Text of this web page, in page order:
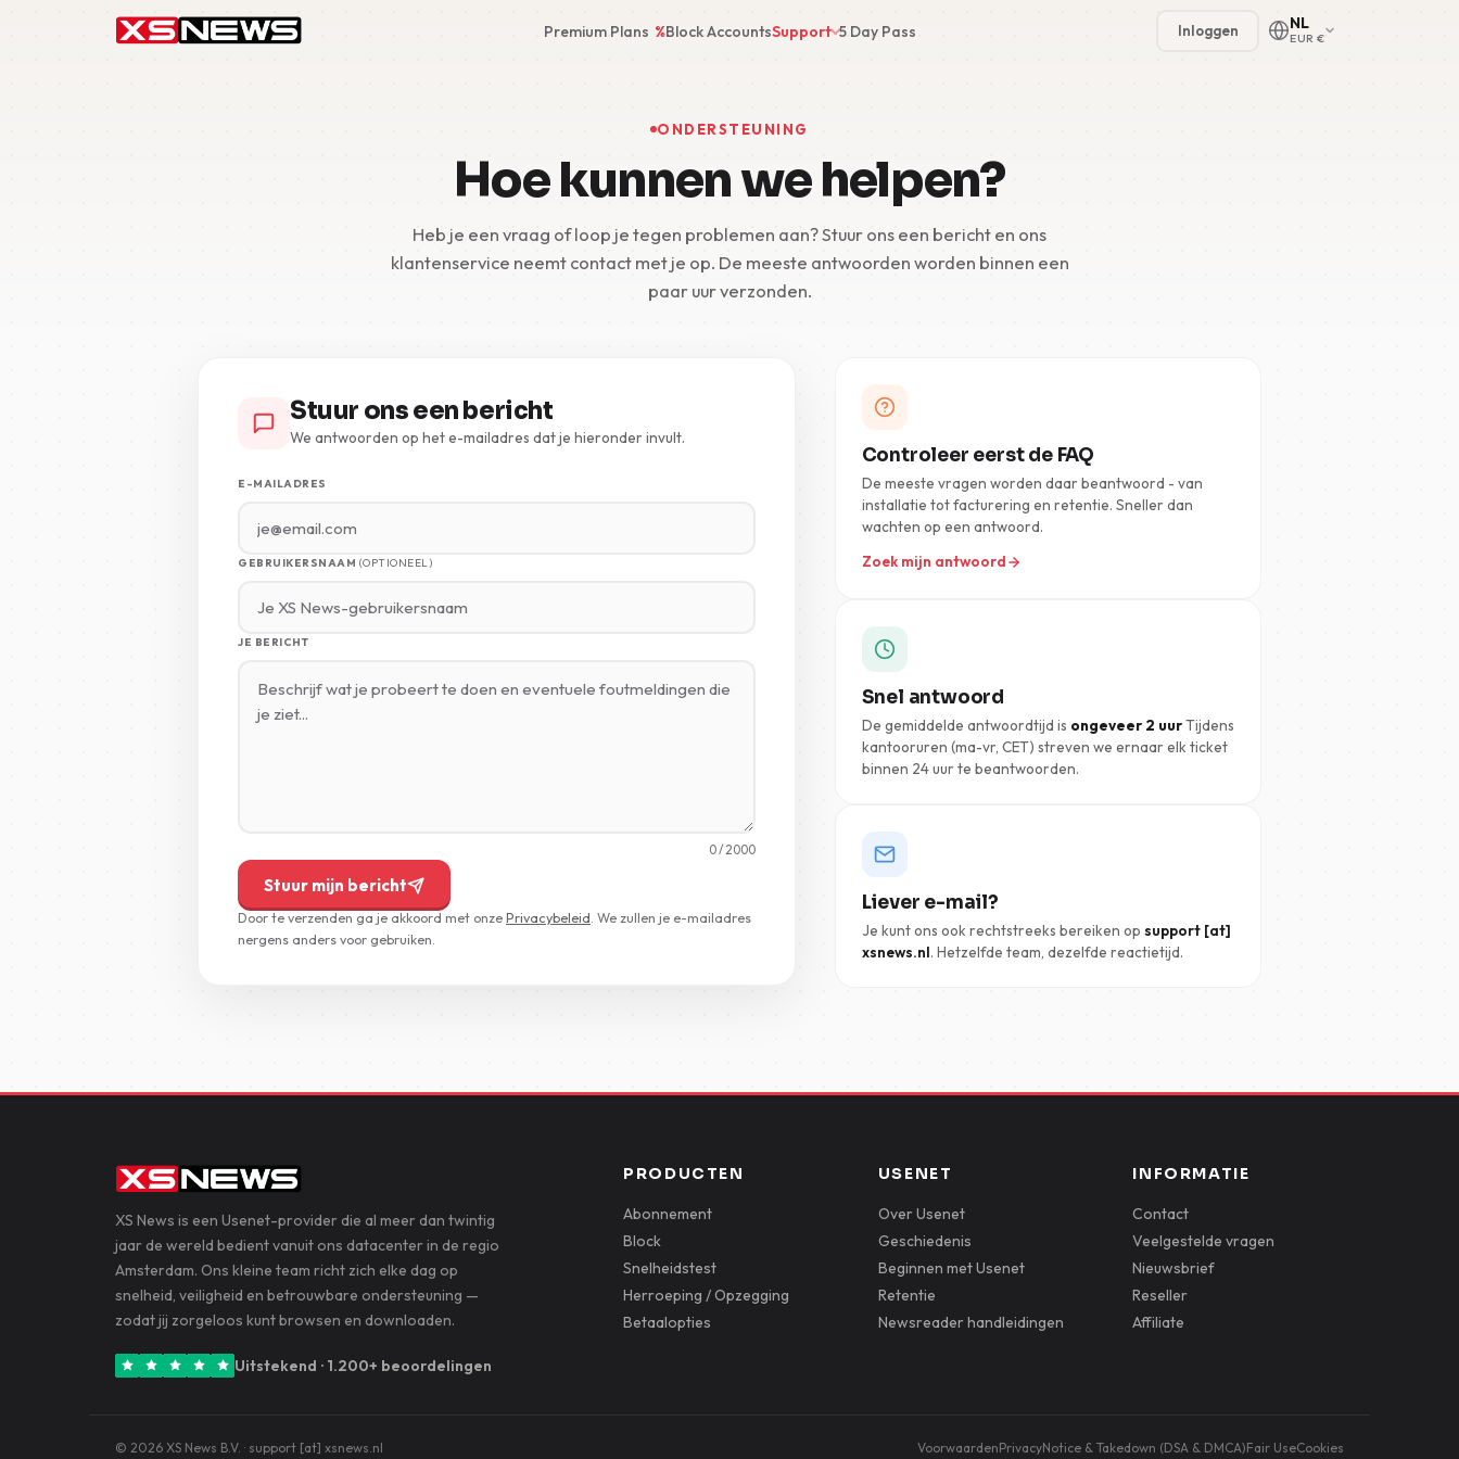
Premium Plans %Block AccountsSupport 5 Day Pass Inloggen NL
EUR €
ONDERSTEUNING
Hoe kunnen we helpen?
Heb je een vraag of loop je tegen problemen aan? Stuur ons een bericht en ons
klantenservice neemt contact met je op. De meeste antwoorden worden binnen een
paar uur verzonden.
Stuur ons een bericht
We antwoorden op het e-mailadres dat je hieronder invult.
E-MAILADRES
GEBRUIKERSNAAM (OPTIONEEL)
JE BERICHT
0/ 2000
Stuur mijn bericht
Door te verzenden ga je akkoord met onzePrivacybeleid . We zullen je e-mailadres
nergens anders voor gebruiken.
Controleer eerst de FAQ
De meeste vragen worden daar beantwoord - van
installatie tot facturering en retentie. Sneller dan
wachten op een antwoord.
Zoek mijn antwoord
Snel antwoord
De gemiddelde antwoordtijd is ongeveer 2 uurTijdens
kantooruren (ma-vr, CET) streven we ernaar elk ticket
binnen 24 uur te beantwoorden.
Liever e-mail?
Je kunt ons ook rechtstreeks bereiken op support [at]
xsnews.nl. Hetzelfde team, dezelfde reactietijd.
XS News is een Usenet-provider die al meer dan twintig
jaar de wereld bedient vanuit ons datacenter in de regio
Amsterdam. Ons kleine team richt zich elke dag op
snelheid, veiligheid en betrouwbare ondersteuning —
zodat jij zorgeloos kunt browsen en downloaden.
Uitstekend · 1.200+ beoordelingen
PRODUCTEN
Abonnement
Block
Snelheidstest
Herroeping / Opzegging
Betaalopties
USENET
Over Usenet
Geschiedenis
Beginnen met Usenet
Retentie
Newsreader handleidingen
INFORMATIE
Contact
Veelgestelde vragen
Nieuwsbrief
Reseller
Affiliate
© 2026 XS News B.V. · support [at] xsnews.nl VoorwaardenPrivacyNotice & Takedown (DSA & DMCA)Fair UseCookies